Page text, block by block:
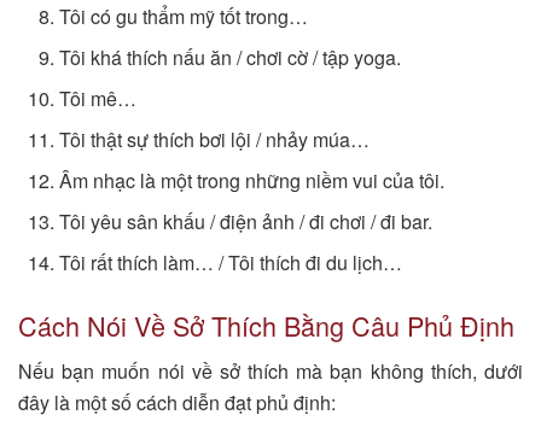
Tôi có gu thẩm mỹ tốt trong…
Tôi khá thích nấu ăn / chơi cờ / tập yoga.
Tôi mê…
Tôi thật sự thích bơi lội / nhảy múa…
Âm nhạc là một trong những niềm vui của tôi.
Tôi yêu sân khấu / điện ảnh / đi chơi / đi bar.
Tôi rất thích làm… / Tôi thích đi du lịch…
Cách Nói Về Sở Thích Bằng Câu Phủ Định
Nếu bạn muốn nói về sở thích mà bạn không thích, dưới
đây là một số cách diễn đạt phủ định: